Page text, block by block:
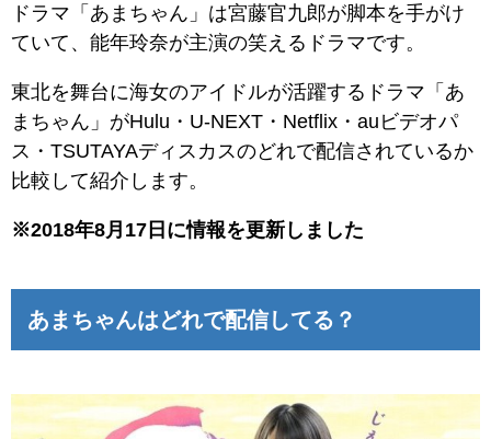
ドラマ「あまちゃん」は宮藤官九郎が脚本を手がけ
ていて、能年玲奈が主演の笑えるドラマです。
東北を舞台に海女のアイドルが活躍するドラマ「あ
まちゃん」がHulu・U-NEXT・Netflix・auビデオパ
ス・TSUTAYAディスカスのどれで配信されているか
比較して紹介します。
※2018年8月17日に情報を更新しました
あまちゃんはどれで配信してる？